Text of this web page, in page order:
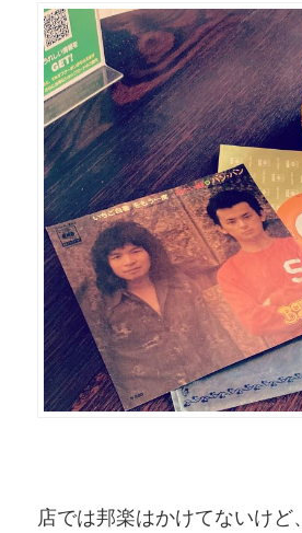
店では邦楽はかけてないけど、